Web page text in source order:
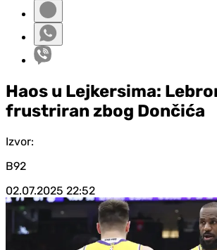
Haos u Lejkersima:
frustriran zbog Dončića
Izvor:
B92
02.07.2025 22:52